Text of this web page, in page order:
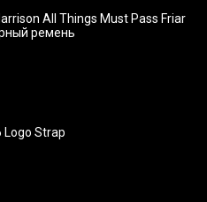
All Things Must Pass Friar
ремень
Logo Strap